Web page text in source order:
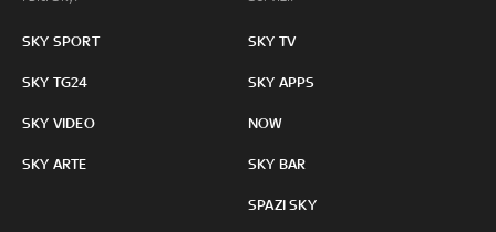
SKY SPORT
SKY TG24
SKY VIDEO
SKY ARTE
SKY TV
SKY APPS
NOW
SKY BAR
SPAZI SKY